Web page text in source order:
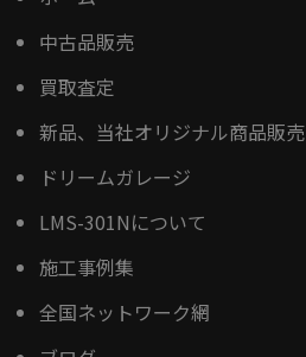
中古品販売
買取査定
新品、当社オリジナル商品販売
ドリームガレージ
LMS-301Nについて
施工事例集
全国ネットワーク網